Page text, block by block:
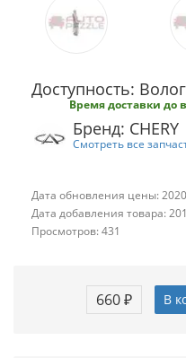
Доступность:
Время доставки до
Бренд: CHERY
Смотреть все
Дата обновления цены:
Дата добавления товара:
Просмотров: 431
660 ₽ В